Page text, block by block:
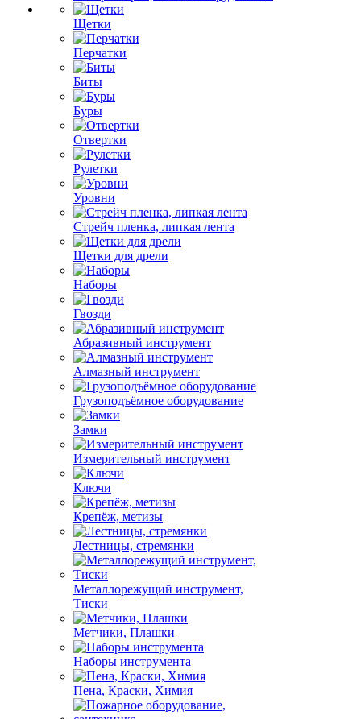
Щетки
Перчатки
Биты
Буры
Отвертки
Рулетки
Уровни
Стрейч пленка, липкая лента
Щетки для дрели
Наборы
Гвозди
Абразивный инструмент
Алмазный инструмент
Грузоподъёмное оборудование
Замки
Измерительный инструмент
Ключи
Крепёж, метизы
Лестницы, стремянки
Металлорежущий инструмент,
Тиски
Метчики, Плашки
Наборы инструмента
Пена, Краски, Химия